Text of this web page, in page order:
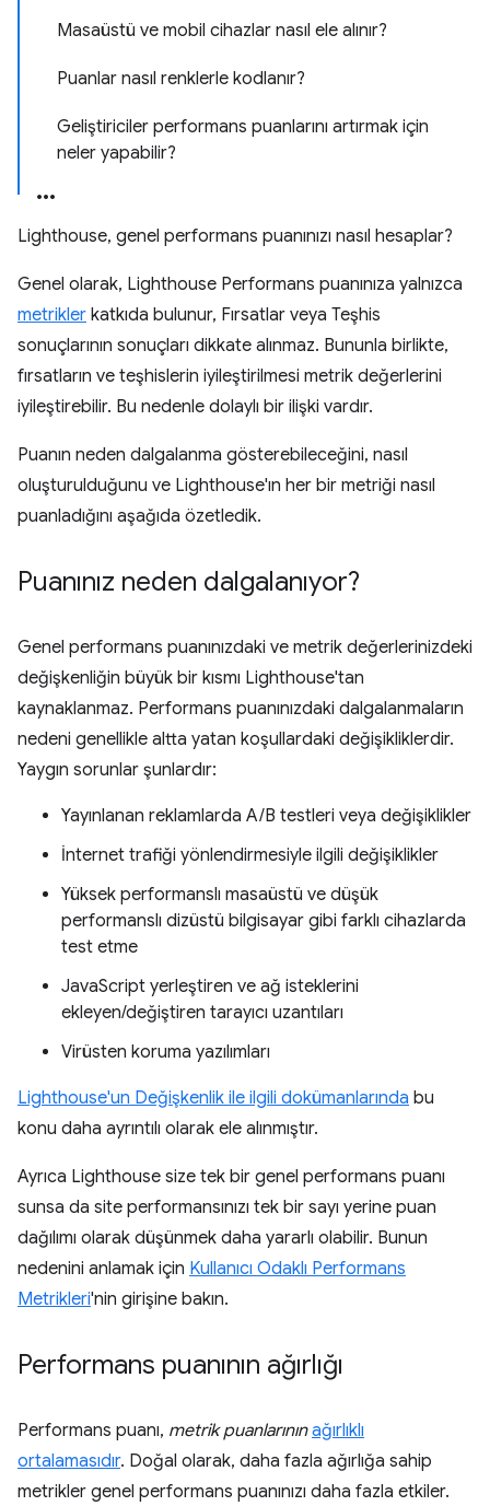
Masaüstü ve mobil cihazlar nasıl ele alınır?
Puanlar nasıl renklerle kodlanır?
Geliştiriciler performans puanlarını artırmak için
neler yapabilir?
Lighthouse, genel performans puanınızı nasıl hesaplar?
Genel olarak, Lighthouse Performans puanınıza yalnızca
metrikler katkıda bulunur, Fırsatlar veya Teşhis
sonuçlarının sonuçları dikkate alınmaz. Bununla birlikte,
fırsatların ve teşhislerin iyileştirilmesi metrik değerlerini
iyileştirebilir. Bu nedenle dolaylı bir ilişki vardır.
Puanın neden dalgalanma gösterebileceğini, nasıl
oluşturulduğunu ve Lighthouse'ın her bir metriği nasıl
puanladığını aşağıda özetledik.
Puanınız neden dalgalanıyor?
Genel performans puanınızdaki ve metrik değerlerinizdeki
değişkenliğin büyük bir kısmı Lighthouse'tan
kaynaklanmaz. Performans puanınızdaki dalgalanmaların
nedeni genellikle altta yatan koşullardaki değişikliklerdir.
Yaygın sorunlar şunlardır:
Yayınlanan reklamlarda A/B testleri veya değişiklikler
İnternet trafiği yönlendirmesiyle ilgili değişiklikler
Yüksek performanslı masaüstü ve düşük
performanslı dizüstü bilgisayar gibi farklı cihazlarda
test etme
JavaScript yerleştiren ve ağ isteklerini
ekleyen/değiştiren tarayıcı uzantıları
Virüsten koruma yazılımları
Lighthouse'un Değişkenlik ile ilgili dokümanlarında bu
konu daha ayrıntılı olarak ele alınmıştır.
Ayrıca Lighthouse size tek bir genel performans puanı
sunsa da site performansınızı tek bir sayı yerine puan
dağılımı olarak düşünmek daha yararlı olabilir. Bunun
nedenini anlamak için Kullanıcı Odaklı Performans
Metrikleri'nin girişine bakın.
Performans puanının ağırlığı
Performans puanı, metrik puanlarının ağırlıklı
ortalamasıdır. Doğal olarak, daha fazla ağırlığa sahip
metrikler genel performans puanınızı daha fazla etkiler.